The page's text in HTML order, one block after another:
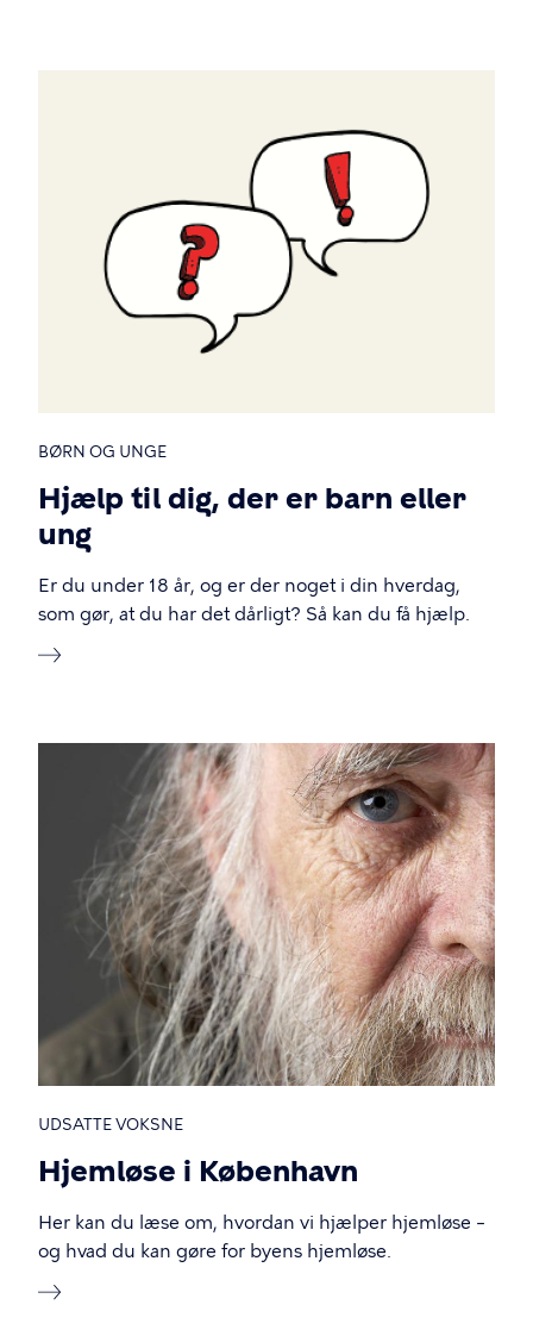
BØRN OG UNGE
Hjælp til dig, der er barn eller
ung
Er du under 18 år, og er der noget i din hverdag,
som gør, at du har det dårligt? Så kan du få hjælp.
UDSATTE VOKSNE
Hjemløse i København
Her kan du læse om, hvordan vi hjælper hjemløse –
og hvad du kan gøre for byens hjemløse.